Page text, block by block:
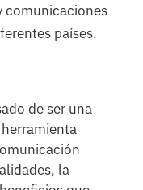
comunicaciones
países.
de ser una
la